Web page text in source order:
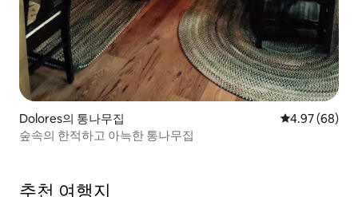
Dolores의 통나무집 평점 4.97점(5
4.97 (68)
숲속의 한적하고 아늑한 통나무집
추천 여행지